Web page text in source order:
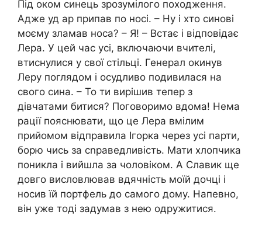
Під оком синець зрозумілого походження.
Адже уд ар припав по носі. – Ну і хто синові
моєму зламав носа? – Я! – Встає і відповідає
Лера. У цей час усі, включаючи вчителі,
втиснулися у свої стільці. Генерал окинув
Леру поглядом і осудливо подивилася на
свого сина. – То ти вирішив тепер з
дівчатами битися? Поговоримо вдома! Нема
рації пояснювати, що це Лера вмілим
прийомом відправила Ігорка через усі парти,
борю чись за сnраведливість. Мати хлопчика
поникла і вийшла за чоловіком. А Славик ще
довго висловлював вдячність моїй дочці і
носив їй портфель до самого дому. Напевно,
він уже тоді задумав з нею одружитися.